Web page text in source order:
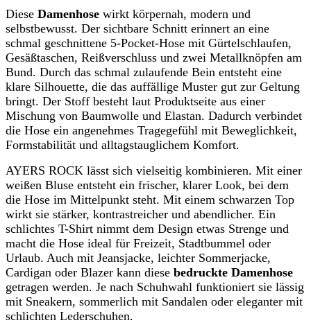
Diese Damenhose wirkt körpernah, modern und
selbstbewusst. Der sichtbare Schnitt erinnert an eine
schmal geschnittene 5-Pocket-Hose mit Gürtelschlaufen,
Gesäßtaschen, Reißverschluss und zwei Metallknöpfen am
Bund. Durch das schmal zulaufende Bein entsteht eine
klare Silhouette, die das auffällige Muster gut zur Geltung
bringt. Der Stoff besteht laut Produktseite aus einer
Mischung von Baumwolle und Elastan. Dadurch verbindet
die Hose ein angenehmes Tragegefühl mit Beweglichkeit,
Formstabilität und alltagstauglichem Komfort.
AYERS ROCK lässt sich vielseitig kombinieren. Mit einer
weißen Bluse entsteht ein frischer, klarer Look, bei dem
die Hose im Mittelpunkt steht. Mit einem schwarzen Top
wirkt sie stärker, kontrastreicher und abendlicher. Ein
schlichtes T-Shirt nimmt dem Design etwas Strenge und
macht die Hose ideal für Freizeit, Stadtbummel oder
Urlaub. Auch mit Jeansjacke, leichter Sommerjacke,
Cardigan oder Blazer kann diese bedruckte Damenhose
getragen werden. Je nach Schuhwahl funktioniert sie lässig
mit Sneakern, sommerlich mit Sandalen oder eleganter mit
schlichten Lederschuhen.